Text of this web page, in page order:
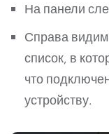
На панели
Справа
список, в
что
устройству.